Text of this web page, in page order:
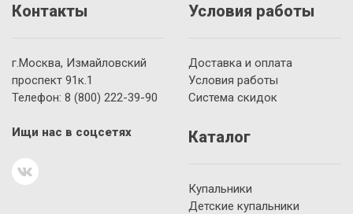
Контакты
г.Москва, Измайловский
проспект 91к.1
Телефон: 8 (800) 222-39-90
Ищи нас в соцсетях
Условия работы
Доставка и оплата
Условия работы
Система скидок
Каталог
Купальники
Детские купальники